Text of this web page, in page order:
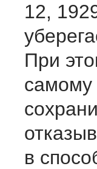
12,
При
самому
в